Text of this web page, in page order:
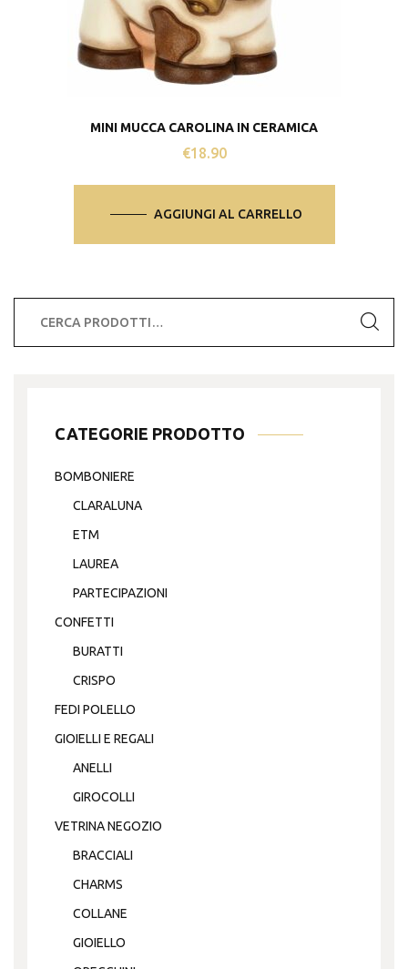
MINI MUCCA CAROLINA IN CERAMICA
€18.90
AGGIUNGI AL CARRELLO
CATEGORIE PRODOTTO
BOMBONIERE
CLARALUNA
ETM
LAUREA
PARTECIPAZIONI
CONFETTI
BURATTI
CRISPO
FEDI POLELLO
GIOIELLI E REGALI
ANELLI
GIROCOLLI
VETRINA NEGOZIO
BRACCIALI
CHARMS
COLLANE
GIOIELLO